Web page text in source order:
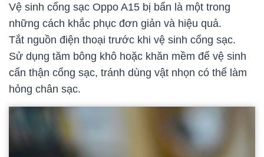
Vệ sinh cổng sạc Oppo A15 bị bẩn là một trong
những cách khắc phục đơn giản và hiệu quả.
Tắt nguồn điện thoại trước khi vệ sinh cổng sạc.
Sử dụng tăm bông khô hoặc khăn mềm để vệ sinh
cẩn thận cổng sạc, tránh dùng vật nhọn có thể làm
hỏng chân sạc.